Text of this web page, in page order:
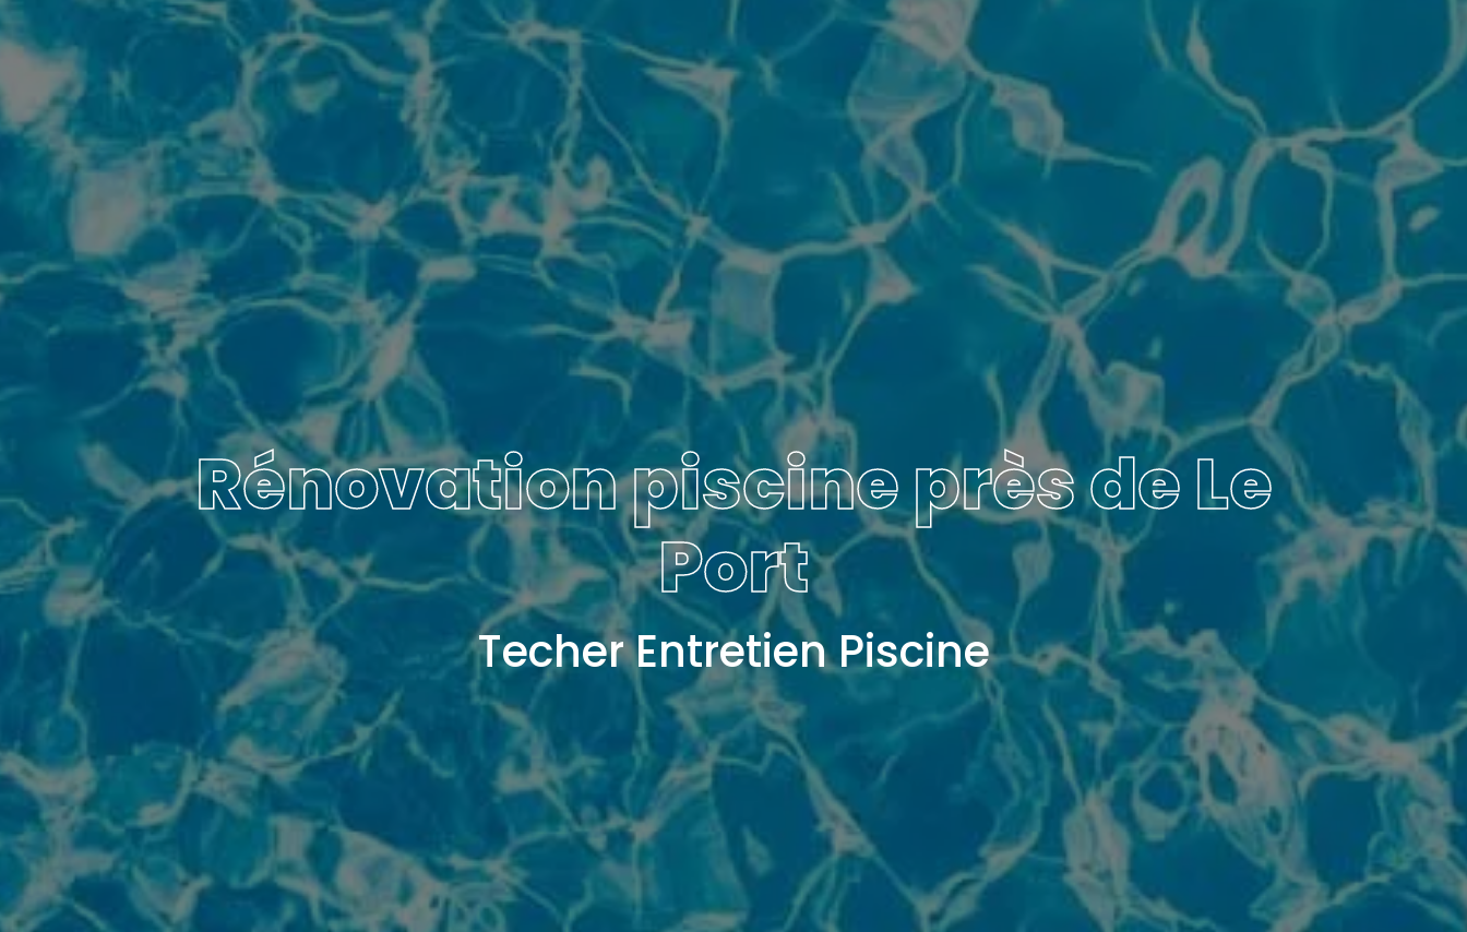
Rénovation piscine près de Le
Port
Techer Entretien Piscine